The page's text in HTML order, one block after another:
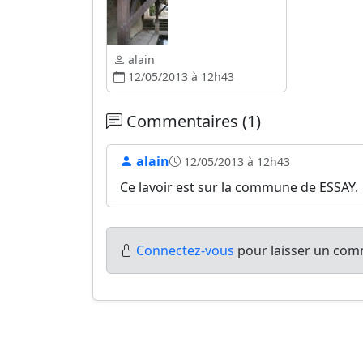
alain
12/05/2013 à 12h43
Commentaires (1)
alain 12/05/2013 à 12h43
Ce lavoir est sur la commune de ESSAY.
Connectez-vous pour laisser un